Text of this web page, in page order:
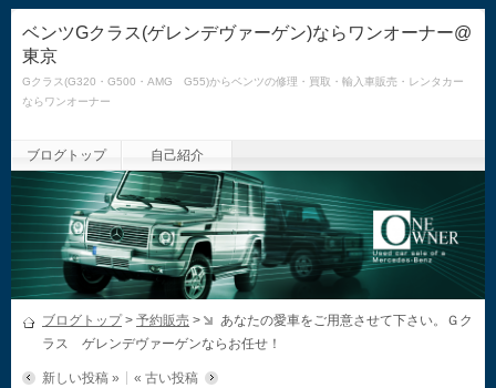
ベンツGクラス(ゲレンデヴァーゲン)ならワンオーナー@
東京
Gクラス(G320・G500・AMG G55)からベンツの修理・買取・輸入車販売・レンタカー
ならワンオーナー
ブログトップ 自己紹介
ブログトップ> 予約販売 >
あなたの愛車をご用意させて下さい。Ｇク
ラス ゲレンデヴァーゲンならお任せ！
新しい投稿 » « 古い投稿